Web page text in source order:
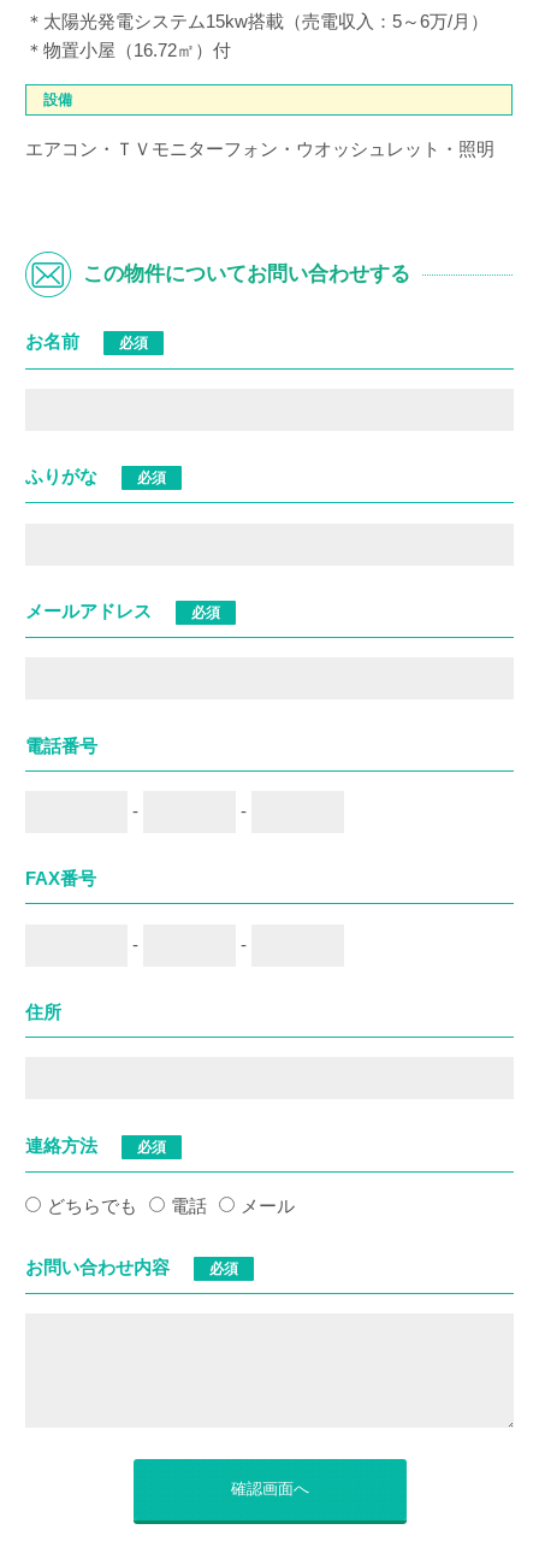
＊太陽光発電システム15kw搭載（売電収入：5～6万/月）
＊物置小屋（16.72㎡）付
設備
エアコン・ＴＶモニターフォン・ウオッシュレット・照明
この物件についてお問い合わせする
お名前 必須
ふりがな 必須
メールアドレス 必須
電話番号
- -
FAX番号
- -
住所
連絡方法 必須
どちらでも 電話 メール
お問い合わせ内容 必須